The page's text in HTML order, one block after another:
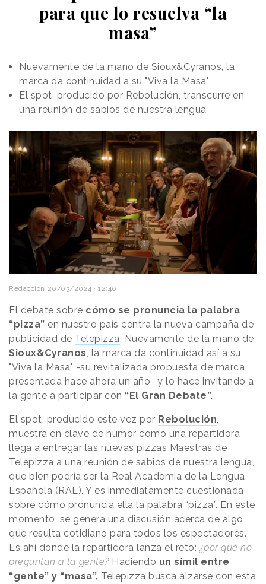
para que lo resuelva “la
masa”
Nuevamente de la mano de Sioux&Cyranos, la
marca da continuidad a su "Viva la Masa"
El spot, producido por Rebolución, transcurre en
una reunión de sabios de nuestra lengua
Redacción 20/03/2024 · 12:40
El debate sobre cómo se pronuncia la palabra
“pizza” en nuestro país centra la nueva campaña de
publicidad de Telepizza. Nuevamente de la mano de
Sioux&Cyranos, la marca da continuidad así a su
"Viva la Masa" -su revitalizada propuesta de marca
presentada hace ahora un año- y lo hace invitando a
la gente a participar con “El Gran Debate”.
El spot, producido este vez por Rebolución,
muestra en clave de humor cómo una repartidora
llega a entregar las nuevas pizzas Maestras de
Telepizza a una reunión de sabios de nuestra lengua,
que bien podría ser la Real Academia de la Lengua
Española (RAE). Y es inmediatamente cuestionada
sobre cómo pronuncia ella la palabra “pizza”. En este
momento, se genera una discusión acerca de algo
que resulta cotidiano para todos los espectadores.
Es ahí donde la repartidora lanza el reto:¿por qué no
preguntan a la gente?Haciendo un símil entre
“gente” y “masa”, Telepizza busca alzarse con esta